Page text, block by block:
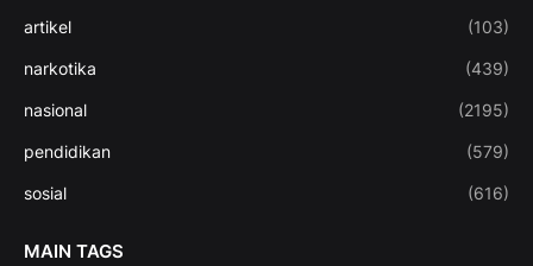
artikel (103)
narkotika (439)
nasional (2195)
pendidikan (579)
sosial (616)
MAIN TAGS